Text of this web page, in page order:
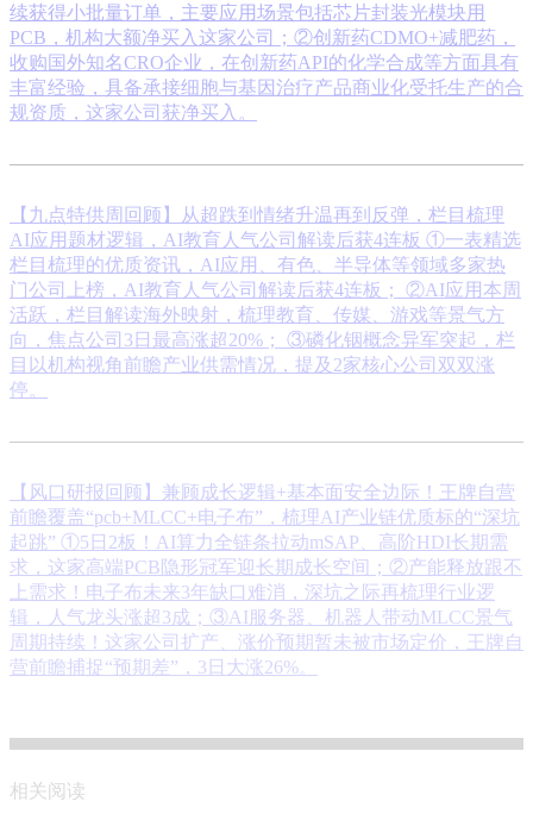
续获得小批量订单，主要应用场景包括芯片封装光模块用
PCB，机构大额净买入这家公司；②创新药CDMO+减肥药，
收购国外知名CRO企业，在创新药API的化学合成等方面具有
丰富经验，具备承接细胞与基因治疗产品商业化受托生产的合
规资质，这家公司获净买入。
【九点特供周回顾】从超跌到情绪升温再到反弹，栏目梳理
AI应用题材逻辑，AI教育人气公司解读后获4连板 ①一表精选
栏目梳理的优质资讯，AI应用、有色、半导体等领域多家热
门公司上榜，AI教育人气公司解读后获4连板； ②AI应用本周
活跃，栏目解读海外映射，梳理教育、传媒、游戏等景气方
向，焦点公司3日最高涨超20%； ③磷化铟概念异军突起，栏
目以机构视角前瞻产业供需情况，提及2家核心公司双双涨
停。
【风口研报回顾】兼顾成长逻辑+基本面安全边际！王牌自营
前瞻覆盖“pcb+MLCC+电子布”，梳理AI产业链优质标的“深坑
起跳” ①5日2板！AI算力全链条拉动mSAP、高阶HDI长期需
求，这家高端PCB隐形冠军迎长期成长空间；②产能释放跟不
上需求！电子布未来3年缺口难消，深坑之际再梳理行业逻
辑，人气龙头涨超3成；③AI服务器、机器人带动MLCC景气
周期持续！这家公司扩产、涨价预期暂未被市场定价，王牌自
营前瞻捕捉“预期差”，3日大涨26%。
相关阅读